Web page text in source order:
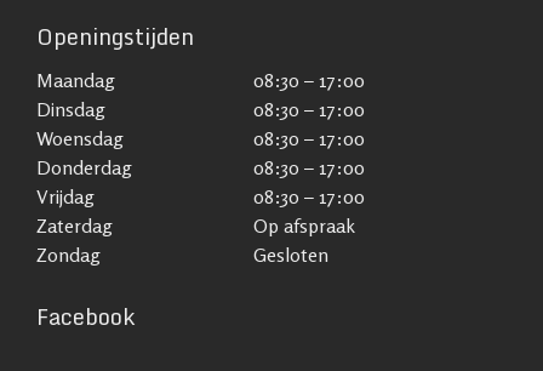
Openingstijden
Maandag
08:30 – 17:00
Dinsdag
08:30 – 17:00
Woensdag
08:30 – 17:00
Donderdag
08:30 – 17:00
Vrijdag
08:30 – 17:00
Zaterdag
Op afspraak
Zondag
Gesloten
Facebook